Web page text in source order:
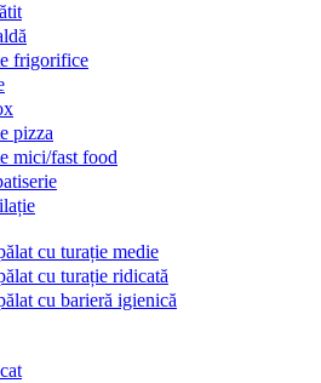
frigorifice
pizza
mici/fast food
cu turație medie
cu turație ridicată
cu barieră igienică